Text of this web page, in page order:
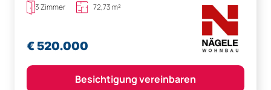
3 Zimmer 72,73 m²
€ 520.000
Besichtigung vereinbaren